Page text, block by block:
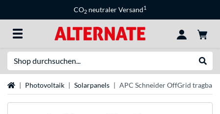
CO2 neutraler Versand1
StartseitePhotovoltaik Solarpanels APC Schneider OffGrid